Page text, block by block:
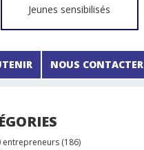
Jeunes sensibilisés
NOUS CONTACTER
entrepreneurs(186)